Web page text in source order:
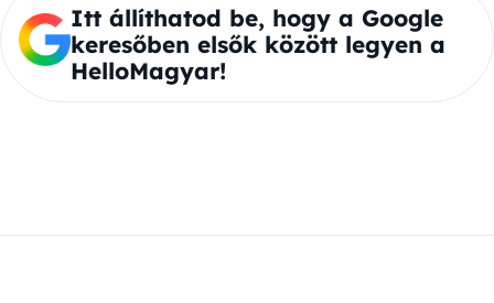
Itt állíthatod be, hogy a Google
keresőben elsők között legyen a
HelloMagyar!